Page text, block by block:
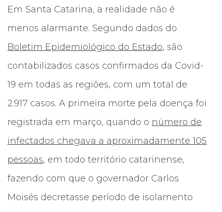
Em Santa Catarina, a realidade não é
menos alarmante. Segundo dados do
Boletim Epidemiológico do Estado, são
contabilizados casos confirmados da Covid-
19 em todas as regiões, com um total de
2.917 casos. A primeira morte pela doença foi
registrada em março, quando o número de
infectados chegava a aproximadamente 105
pessoas, em todo território catarinense,
fazendo com que o governador Carlos
Moisés decretasse período de isolamento